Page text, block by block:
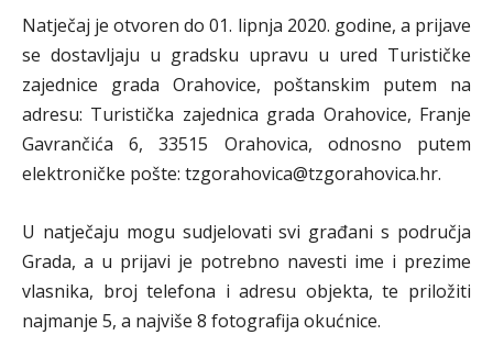
Natječaj je otvoren do 01. lipnja 2020. godine, a prijave
se dostavljaju u gradsku upravu u ured Turističke
zajednice grada Orahovice, poštanskim putem na
adresu: Turistička zajednica grada Orahovice, Franje
Gavrančića 6, 33515 Orahovica, odnosno putem
elektroničke pošte: tzgorahovica@tzgorahovica.hr.
U natječaju mogu sudjelovati svi građani s područja
Grada, a u prijavi je potrebno navesti ime i prezime
vlasnika, broj telefona i adresu objekta, te priložiti
najmanje 5, a najviše 8 fotografija okućnice.